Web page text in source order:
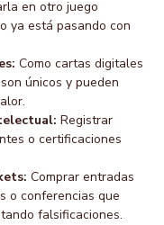
en otro juego
ya está pasando con
Como cartas digitales
únicos y pueden
Registrar
o certificaciones
Comprar entradas
o conferencias que
falsificaciones.